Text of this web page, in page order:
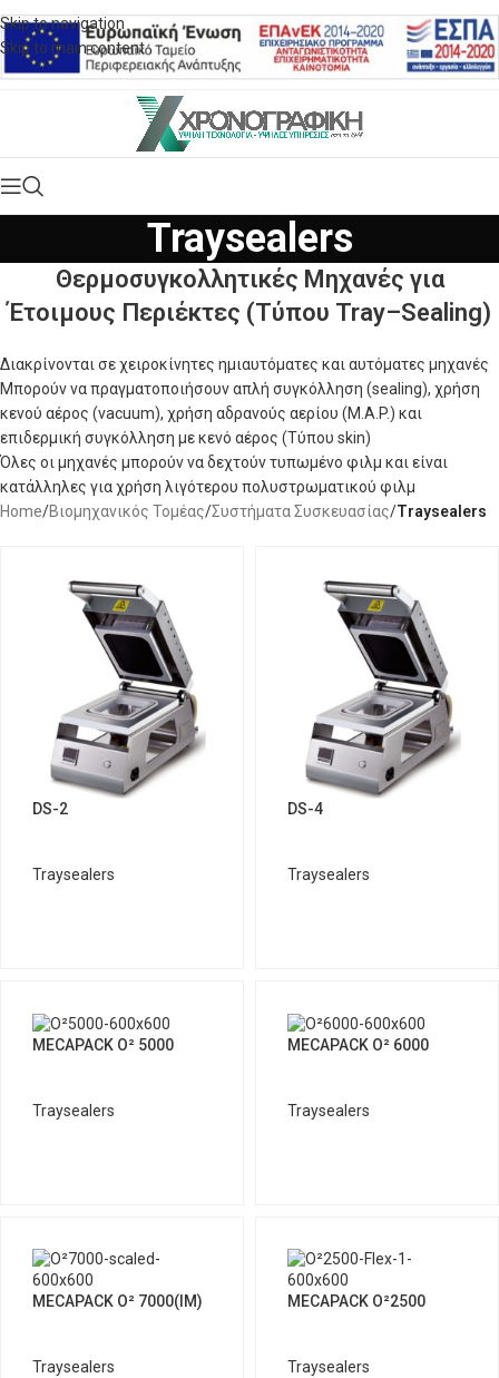
Skip to navigation
Skip to main content
Traysealers
Θερμοσυγκολλητικές Μηχανές για
Έτοιμους Περιέκτες (Tύπου Tray–Sealing)
Διακρίνονται σε χειροκίνητες ημιαυτόματες και αυτόματες μηχανές
Μπορούν να πραγματοποιήσουν απλή συγκόλληση (sealing), χρήση
κενού αέρος (vacuum), χρήση αδρανούς αερίου (M.A.P.) και
επιδερμική συγκόλληση με κενό αέρος (Τύπου skin)
Όλες οι μηχανές μπορούν να δεχτούν τυπωμένο φιλμ και είναι
κατάλληλες για χρήση λιγότερου πολυστρωματικού φιλμ
Home/Βιομηχανικός Τομέας/Συστήματα Συσκευασίας/Traysealers
DS-2
Traysealers
DS-4
Traysealers
MECAPACK O² 5000
Traysealers
MECAPACK O² 6000
Traysealers
MECAPACK O² 7000(IM)
Traysealers
MECAPACK O²2500
Traysealers